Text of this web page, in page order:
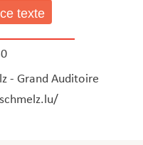
texte
- Grand Auditoire